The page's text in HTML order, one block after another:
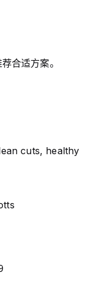
合适方案。
cuts, healthy